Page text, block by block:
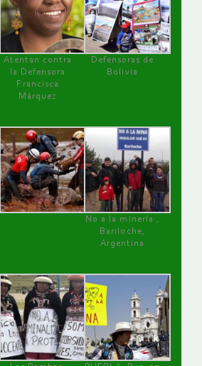
Atentan contra
la Defensora
Francisca
Márquez
Defensoras de
Bolivia
No a la minería ,
Bariloche,
Argentina